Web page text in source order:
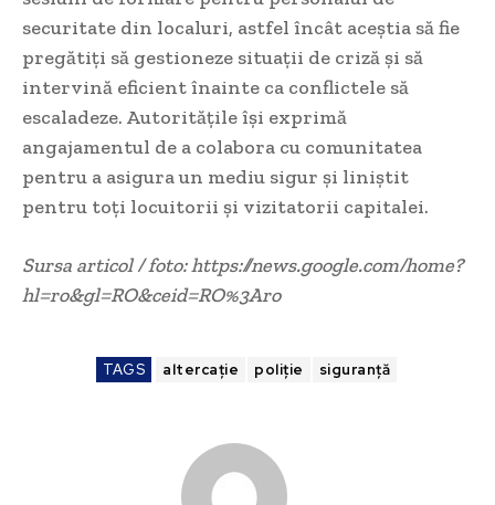
securitate din localuri, astfel încât aceștia să fie
pregătiți să gestioneze situații de criză și să
intervină eficient înainte ca conflictele să
escaladeze. Autoritățile își exprimă
angajamentul de a colabora cu comunitatea
pentru a asigura un mediu sigur și liniștit
pentru toți locuitorii și vizitatorii capitalei.
Sursa articol / foto: https://news.google.com/home?
hl=ro&gl=RO&ceid=RO%3Aro
TAGS altercaţie poliție siguranță